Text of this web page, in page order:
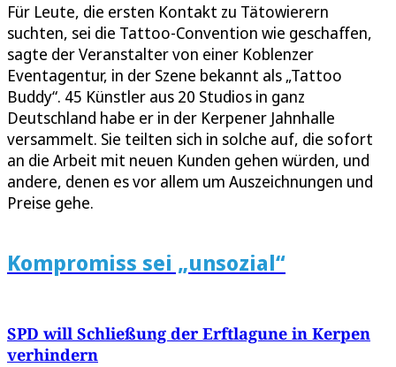
Für Leute, die ersten Kontakt zu Tätowierern
suchten, sei die Tattoo-Convention wie geschaffen,
sagte der Veranstalter von einer Koblenzer
Eventagentur, in der Szene bekannt als „Tattoo
Buddy“. 45 Künstler aus 20 Studios in ganz
Deutschland habe er in der Kerpener Jahnhalle
versammelt. Sie teilten sich in solche auf, die sofort
an die Arbeit mit neuen Kunden gehen würden, und
andere, denen es vor allem um Auszeichnungen und
Preise gehe.
Kompromiss sei „unsozial“
SPD will Schließung der Erftlagune in Kerpen
verhindern